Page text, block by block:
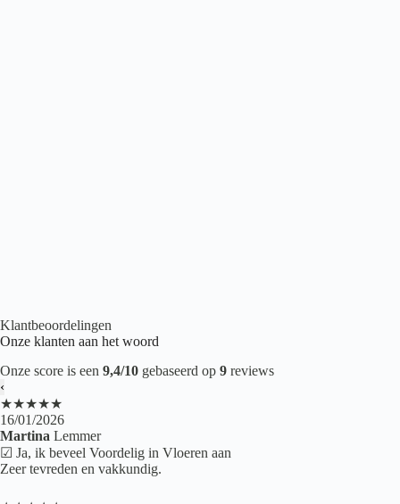
Klantbeoordelingen
Onze klanten aan het woord
Onze score is een 9,4/10 gebaseerd op 9 reviews
‹
★★★★★
16/01/2026
Martina Lemmer
☑ Ja, ik beveel Voordelig in Vloeren aan
Zeer tevreden en vakkundig.